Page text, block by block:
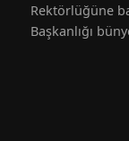
Rektörlüğüne
Başkanlığı